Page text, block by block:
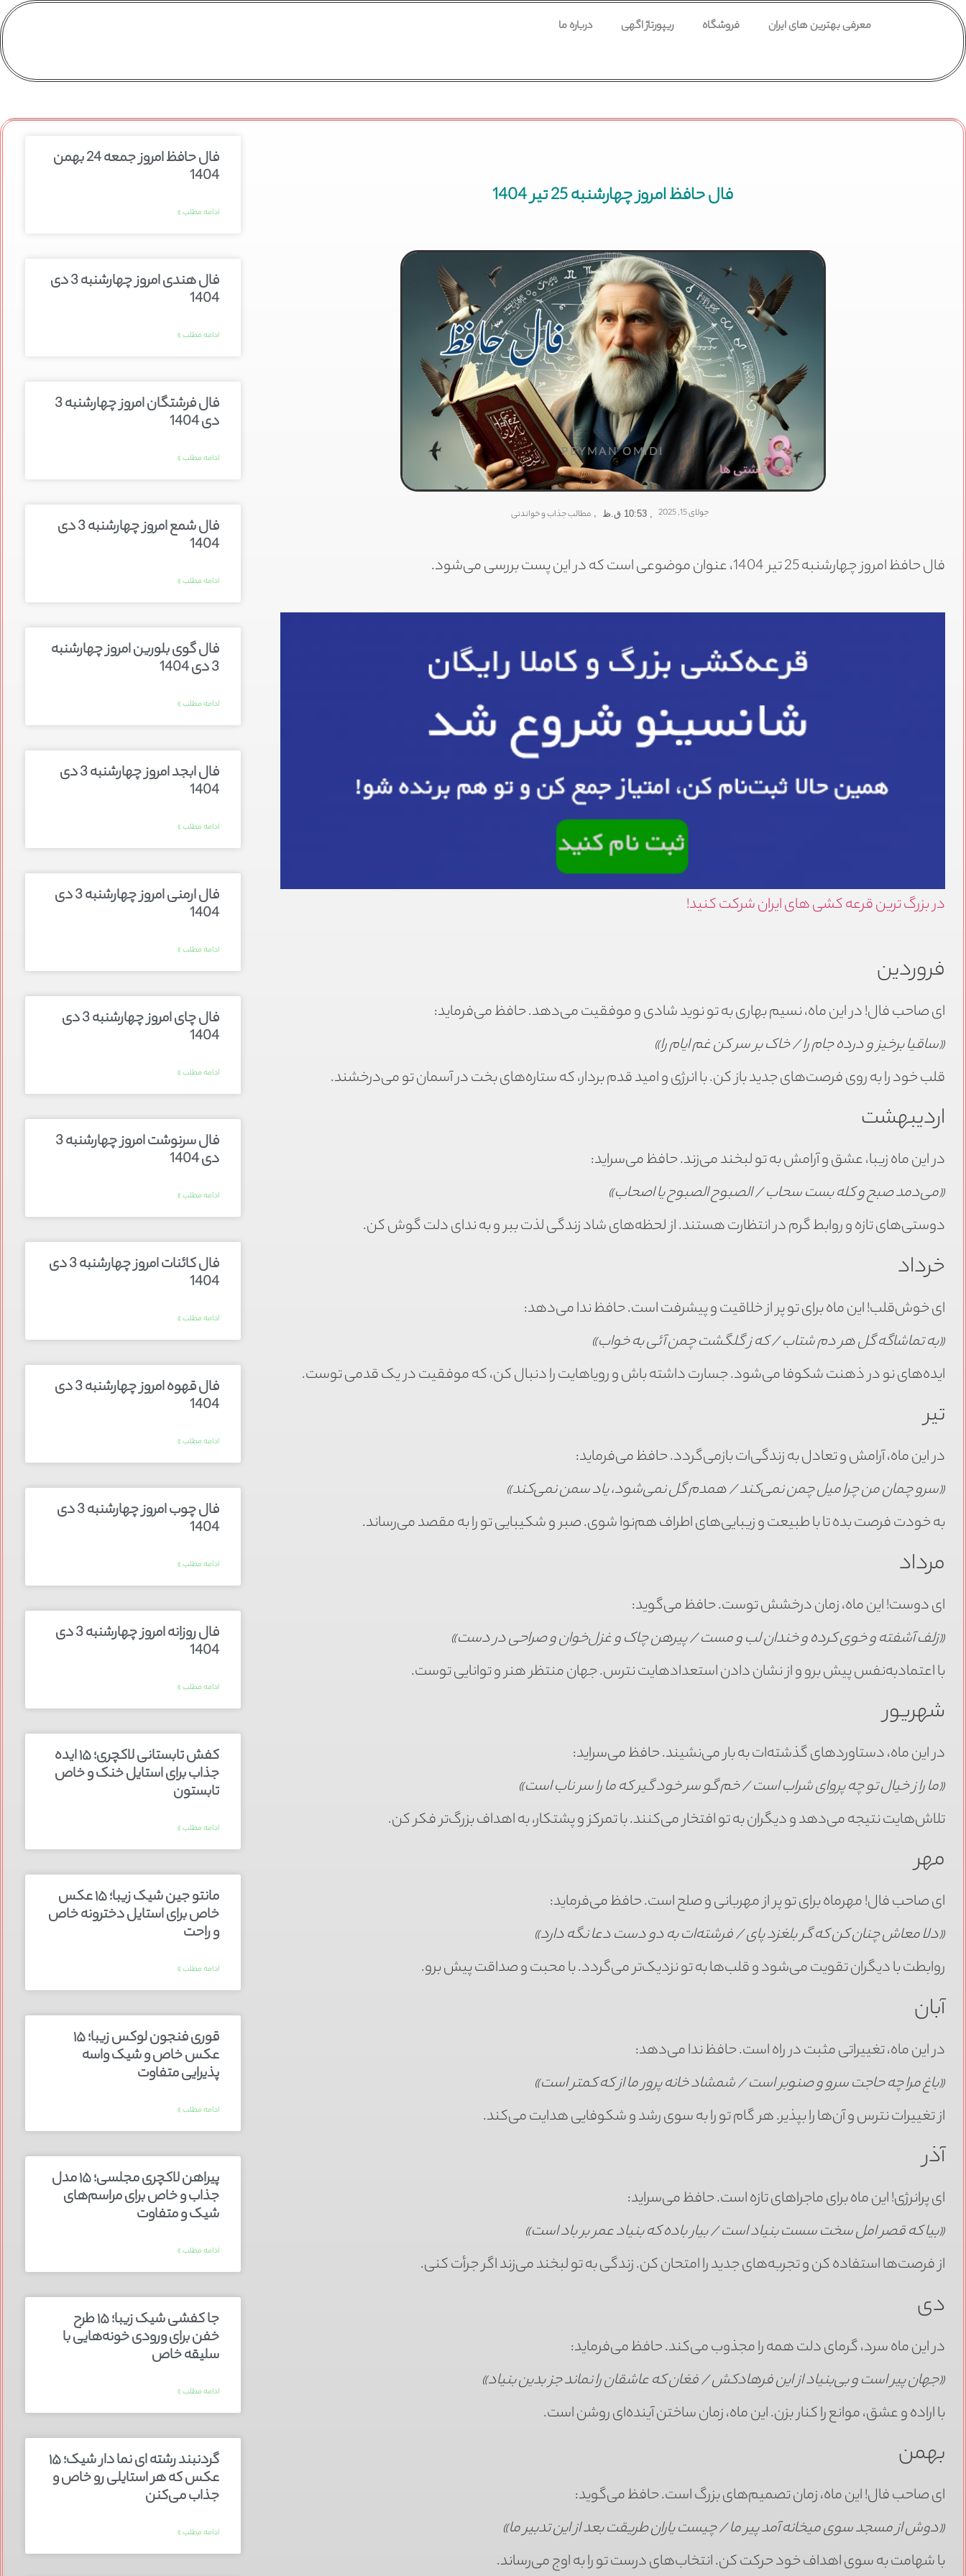
معرفی بهترین های ایران فروشگاه ریپورتاژ اگهی درباره ما
فال حافظ امروز چهارشنبه 25 تیر 1404
PEYMAN OMIDI
جولای 15, 2025 , 10:53 ق.ظ مطالب جذاب و خواندنی
فال حافظ امروز چهارشنبه 25 تیر 1404، عنوان موضوعی است که در این پست بررسی می‌شود.
در بزرگ ترین قرعه کشی های ایران شرکت کنید!
فروردین
ای صاحب فال! در این ماه، نسیم بهاری به تو نوید شادی و موفقیت می‌دهد. حافظ می‌فرماید:
«ساقیا برخیز و درده جام را / خاک بر سر کن غم ایام را»
قلب خود را به روی فرصت‌های جدید باز کن. با انرژی و امید قدم بردار، که ستاره‌های بخت در آسمان تو می‌درخشند.
اردیبهشت
در این ماه زیبا، عشق و آرامش به تو لبخند می‌زند. حافظ می‌سراید:
«می‌دمد صبح و کله بست سحاب / الصبوح الصبوح یا اصحاب»
دوستی‌های تازه و روابط گرم در انتظارت هستند. از لحظه‌های شاد زندگی لذت ببر و به ندای دلت گوش کن.
خرداد
ای خوش‌قلب! این ماه برای تو پر از خلاقیت و پیشرفت است. حافظ ندا می‌دهد:
«به تماشاگه گل هر دم شتاب / که ز گلگشت چمن آئی به خواب»
ایده‌های نو در ذهنت شکوفا می‌شود. جسارت داشته باش و رویاهایت را دنبال کن، که موفقیت در یک قدمی توست.
تیر
در این ماه، آرامش و تعادل به زندگی‌ات بازمی‌گردد. حافظ می‌فرماید:
«سرو چمان من چرا میل چمن نمی‌کند / همدم گل نمی‌شود، یاد سمن نمی‌کند»
به خودت فرصت بده تا با طبیعت و زیبایی‌های اطراف هم‌نوا شوی. صبر و شکیبایی تو را به مقصد می‌رساند.
مرداد
ای دوست! این ماه، زمان درخشش توست. حافظ می‌گوید:
«زلف آشفته و خوی کرده و خندان لب و مست / پیرهن چاک و غزل‌خوان و صراحی در دست»
با اعتمادبه‌نفس پیش برو و از نشان دادن استعدادهایت نترس. جهان منتظر هنر و توانایی توست.
شهریور
در این ماه، دستاوردهای گذشته‌ات به بار می‌نشیند. حافظ می‌سراید:
«ما را ز خیال تو چه پروای شراب است / خم گو سر خود گیر که ما را سر ناب است»
تلاش‌هایت نتیجه می‌دهد و دیگران به تو افتخار می‌کنند. با تمرکز و پشتکار، به اهداف بزرگ‌تر فکر کن.
مهر
ای صاحب فال! مهرماه برای تو پر از مهربانی و صلح است. حافظ می‌فرماید:
«دلا معاش چنان کن که گر بلغزد پای / فرشته‌ات به دو دست دعا نگه دارد»
روابطت با دیگران تقویت می‌شود و قلب‌ها به تو نزدیک‌تر می‌گردد. با محبت و صداقت پیش برو.
آبان
در این ماه، تغییراتی مثبت در راه است. حافظ ندا می‌دهد:
«باغ مرا چه حاجت سرو و صنوبر است / شمشاد خانه پرور ما از که کمتر است»
از تغییرات نترس و آن‌ها را بپذیر. هر گام تو را به سوی رشد و شکوفایی هدایت می‌کند.
آذر
ای پرانرژی! این ماه برای ماجراهای تازه است. حافظ می‌سراید:
«بیا که قصر امل سخت سست بنیاد است / بیار باده که بنیاد عمر بر باد است»
از فرصت‌ها استفاده کن و تجربه‌های جدید را امتحان کن. زندگی به تو لبخند می‌زند اگر جرأت کنی.
دی
در این ماه سرد، گرمای دلت همه را مجذوب می‌کند. حافظ می‌فرماید:
«جهان پیر است و بی‌بنیاد از این فرهادکش / فغان که عاشقان را نماند جز بدین بنیاد»
با اراده و عشق، موانع را کنار بزن. این ماه، زمان ساختن آینده‌ای روشن است.
بهمن
ای صاحب فال! این ماه، زمان تصمیم‌های بزرگ است. حافظ می‌گوید:
«دوش از مسجد سوی میخانه آمد پیر ما / چیست یاران طریقت بعد از این تدبیر ما»
با شهامت به سوی اهداف خود حرکت کن. انتخاب‌های درست تو را به اوج می‌رساند.
فال حافظ امروز جمعه 24 بهمن
1404
ادامه مطلب »
فال هندی امروز چهارشنبه 3 دی
1404
ادامه مطلب »
فال فرشتگان امروز چهارشنبه 3
دی 1404
ادامه مطلب »
فال شمع امروز چهارشنبه 3 دی
1404
ادامه مطلب »
فال گوی بلورین امروز چهارشنبه
3 دی 1404
ادامه مطلب »
فال ابجد امروز چهارشنبه 3 دی
1404
ادامه مطلب »
فال ارمنی امروز چهارشنبه 3 دی
1404
ادامه مطلب »
فال چای امروز چهارشنبه 3 دی
1404
ادامه مطلب »
فال سرنوشت امروز چهارشنبه 3
دی 1404
ادامه مطلب »
فال کائنات امروز چهارشنبه 3 دی
1404
ادامه مطلب »
فال قهوه امروز چهارشنبه 3 دی
1404
ادامه مطلب »
فال چوب امروز چهارشنبه 3 دی
1404
ادامه مطلب »
فال روزانه امروز چهارشنبه 3 دی
1404
ادامه مطلب »
کفش تابستانی لاکچری؛ ۱۵ ایده‌
جذاب برای استایل خنک و خاص
تابستون
ادامه مطلب »
مانتو جین شیک زیبا؛ ۱۵ عکس
خاص برای استایل دخترونه خاص
و راحت
ادامه مطلب »
قوری فنجون لوکس زیبا؛ ۱۵
عکس خاص و شیک واسه
پذیرایی متفاوت
ادامه مطلب »
پیراهن لاکچری مجلسی؛ ۱۵ مدل
جذاب و خاص برای مراسم‌های
شیک و متفاوت
ادامه مطلب »
جا کفشی شیک زیبا؛ ۱۵ طرح
خفن برای ورودی خونه‌هایی با
سلیقه خاص
ادامه مطلب »
گردنبند رشته ای نما دار شیک؛ ۱۵
عکس که هر استایلی رو خاص و
جذاب می‌کنن
ادامه مطلب »